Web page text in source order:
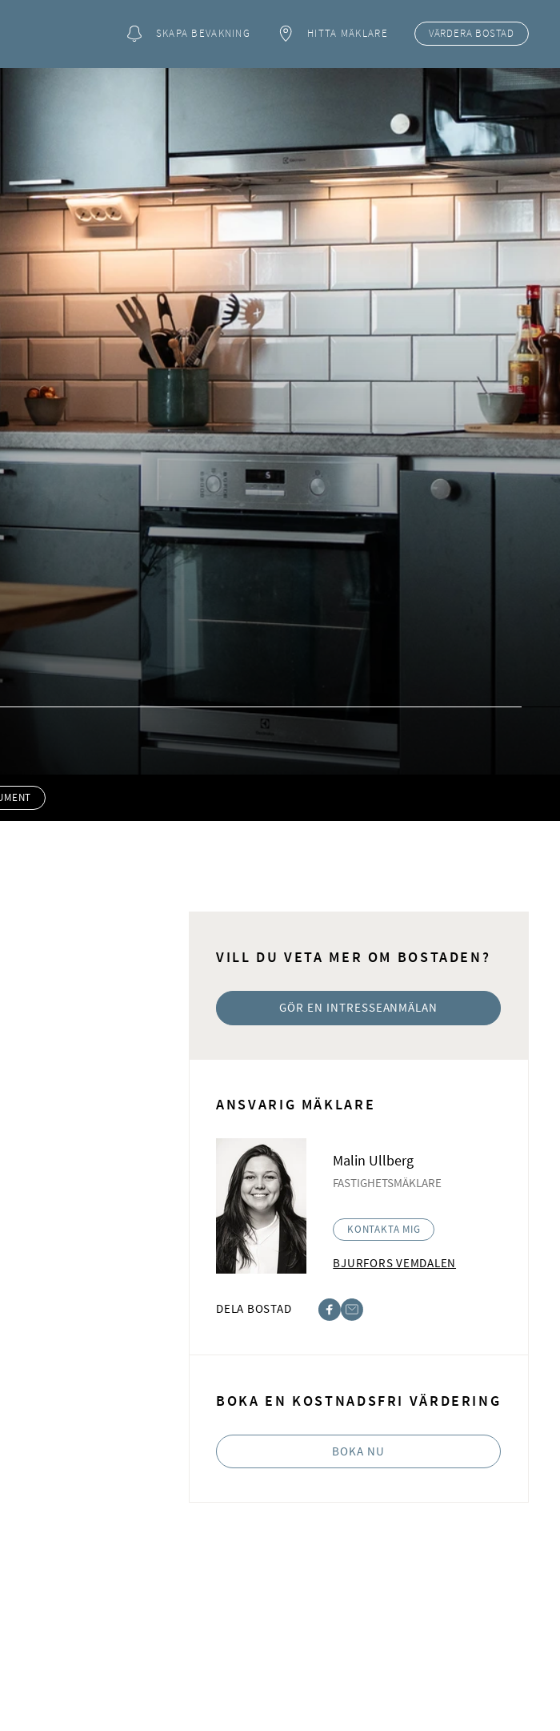
SKAPA BEVAKNING HITTA MÄKLARE VÄRDERA BOSTAD
VILL DU VETA MER OM BOSTADEN?
GÖR EN INTRESSEANMÄLAN
ANSVARIG MÄKLARE
Malin Ullberg
FASTIGHETSMÄKLARE
KONTAKTA MIG
BJURFORS VEMDALEN
DELA BOSTAD
BOKA EN KOSTNADSFRI VÄRDERING
BOKA NU